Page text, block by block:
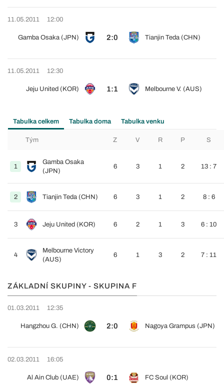
11.05.2011 12:00
Gamba Osaka (JPN) 2:0 Tianjin Teda (CHN)
11.05.2011 12:30
Jeju United (KOR) 1:1 Melbourne V. (AUS)
Tabulka celkem Tabulka doma Tabulka venku
Tým Z V R P S
1
Gamba Osaka
(JPN)
6 3 1 2 13 : 7
2 Tianjin Teda (CHN) 6 3 1 2 8 : 6
3 Jeju United (KOR) 6 2 1 3 6 : 10
4
Melbourne Victory
(AUS)
6 1 3 2 7 : 11
ZÁKLADNÍ SKUPINY - SKUPINA F
01.03.2011 12:35
Hangzhou G. (CHN) 2:0 Nagoya Grampus (JPN)
02.03.2011 16:05
Al Ain Club (UAE) 0:1 FC Soul (KOR)